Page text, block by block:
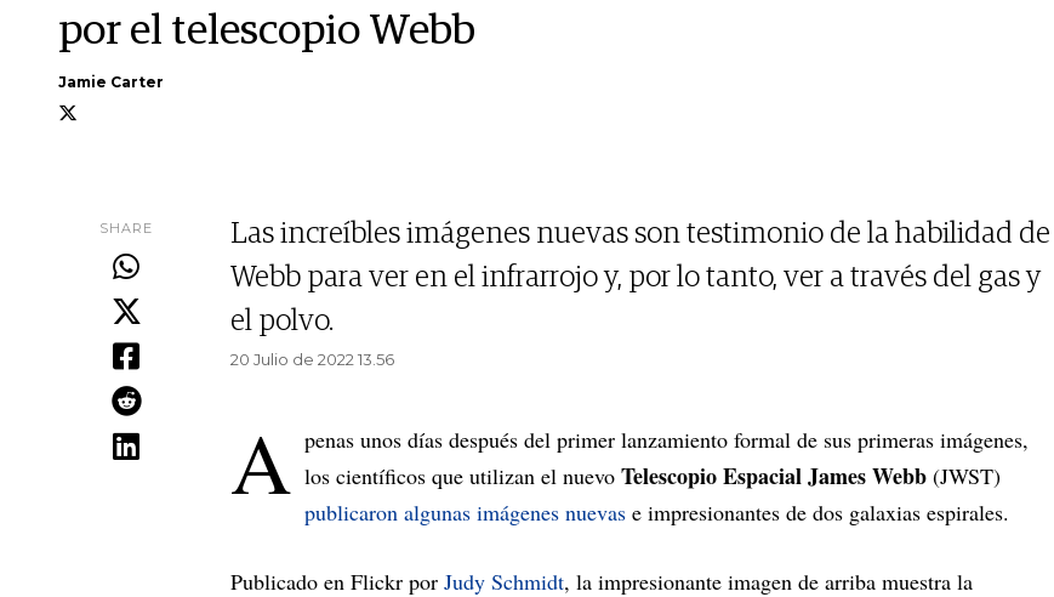
por el telescopio Webb
Jamie Carter
SHARE
Las increíbles imágenes nuevas son testimonio de la habilidad de
Webb para ver en el infrarrojo y, por lo tanto, ver a través del gas y
el polvo.
20 Julio de 2022 13.56
A penas unos días después del primer lanzamiento formal de sus primeras imágenes,
los científicos que utilizan el nuevo Telescopio Espacial James Webb (JWST)
publicaron algunas imágenes nuevas e impresionantes de dos galaxias espirales.
Publicado en Flickr por Judy Schmidt, la impresionante imagen de arriba muestra la